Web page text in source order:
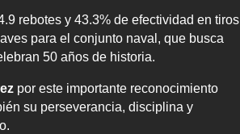
rebotes y 43.3% de efectividad en tiros
para el conjunto naval, que busca
50 años de historia.
por este importante reconocimiento
su perseverancia, disciplina y